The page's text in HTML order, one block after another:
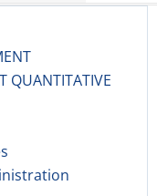
QUANTITATIVE